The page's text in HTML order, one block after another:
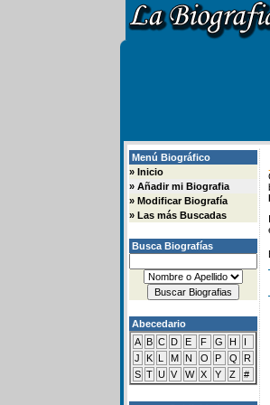
Menú Biográfico
» Inicio
» Añadir mi Biografia
» Modificar Biografía
» Las más Buscadas
Busca Biografías
Abecedario
A B C D E F G H
I
J
K L M N O P Q
R
S T U V W X Y Z #